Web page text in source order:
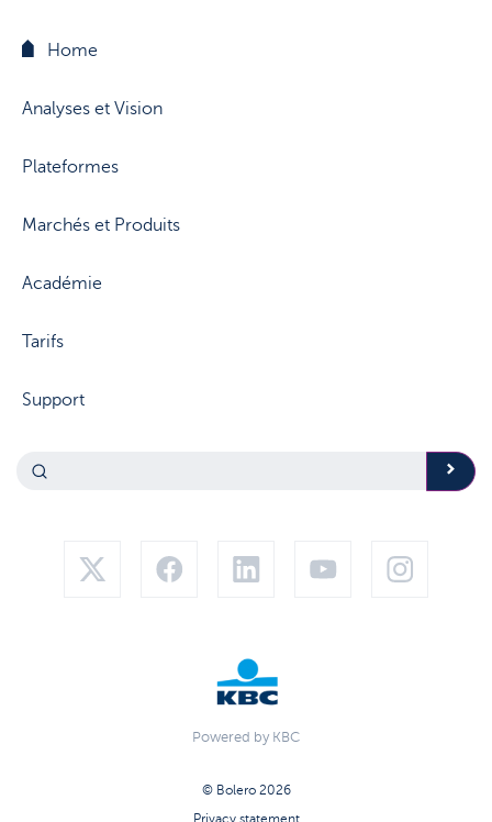
Home
Analyses et Vision
Plateformes
Marchés et Produits
Académie
Tarifs
Support
Powered by KBC
© Bolero 2026
Privacy statement